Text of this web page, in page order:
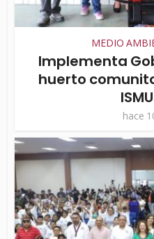
MEDIO
Implementa
huerto
hace